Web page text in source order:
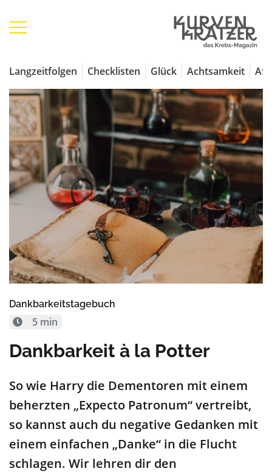
Langzeitfolgen Checklisten Glück Achtsamkeit
Dankbarkeitstagebuch
5 min
Dankbarkeit à la Potter
So wie Harry die Dementoren mit einem
beherzten „Expecto Patronum“ vertreibt,
so kannst auch du negative Gedanken mit
einem einfachen „Danke“ in die Flucht
schlagen. Wir lehren dir den